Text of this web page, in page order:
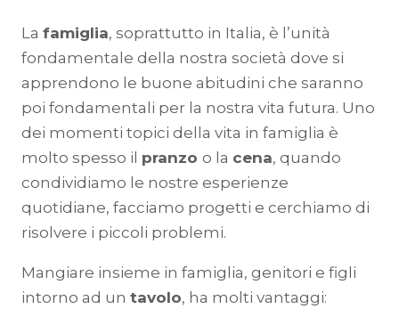
La famiglia, soprattutto in Italia, è l’unità
fondamentale della nostra società dove si
apprendono le buone abitudini che saranno
poi fondamentali per la nostra vita futura. Uno
dei momenti topici della vita in famiglia è
molto spesso il pranzo o la cena, quando
condividiamo le nostre esperienze
quotidiane, facciamo progetti e cerchiamo di
risolvere i piccoli problemi.
Mangiare insieme in famiglia, genitori e figli
intorno ad un tavolo, ha molti vantaggi: